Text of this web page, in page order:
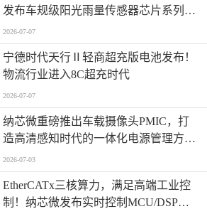
发布车规级阳光雨量传感器芯片系列
NSUC183x
2026-07-07
宁德时代天行Ⅱ轻商超充版电池发布！
物流行业进入8C超充时代
2026-07-07
纳芯微重磅推出车载摄像头PMIC，打
造高清感知时代的一体化电源管理方
案！
2026-07-03
EtherCATx三核算力，满足高端工业控
制！纳芯微发布实时控制MCU/DSP